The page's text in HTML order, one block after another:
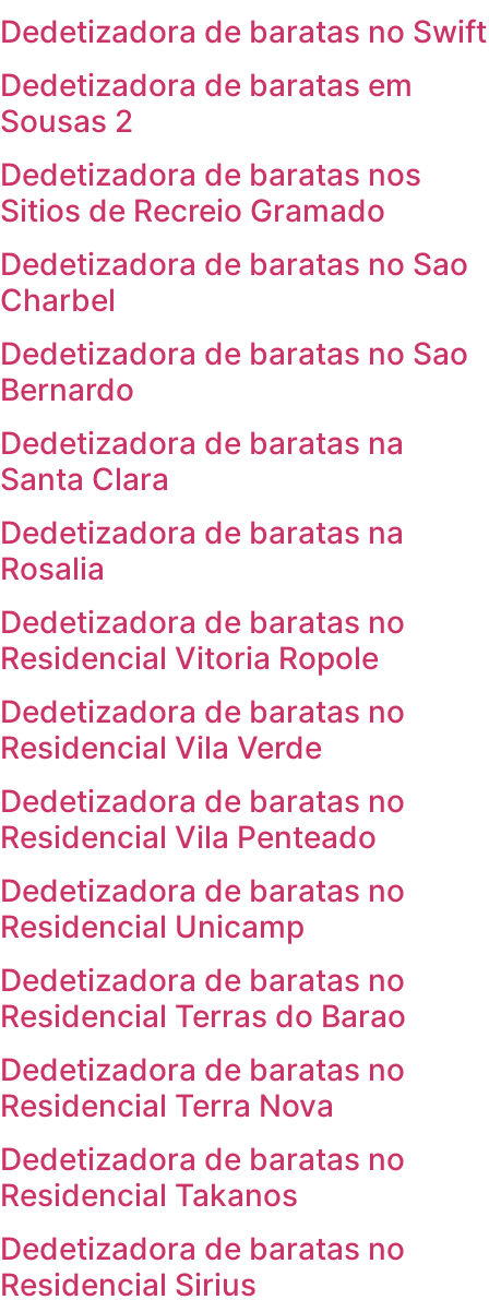
Dedetizadora de baratas no Swift
Dedetizadora de baratas em
Sousas 2
Dedetizadora de baratas nos
Sitios de Recreio Gramado
Dedetizadora de baratas no Sao
Charbel
Dedetizadora de baratas no Sao
Bernardo
Dedetizadora de baratas na
Santa Clara
Dedetizadora de baratas na
Rosalia
Dedetizadora de baratas no
Residencial Vitoria Ropole
Dedetizadora de baratas no
Residencial Vila Verde
Dedetizadora de baratas no
Residencial Vila Penteado
Dedetizadora de baratas no
Residencial Unicamp
Dedetizadora de baratas no
Residencial Terras do Barao
Dedetizadora de baratas no
Residencial Terra Nova
Dedetizadora de baratas no
Residencial Takanos
Dedetizadora de baratas no
Residencial Sirius